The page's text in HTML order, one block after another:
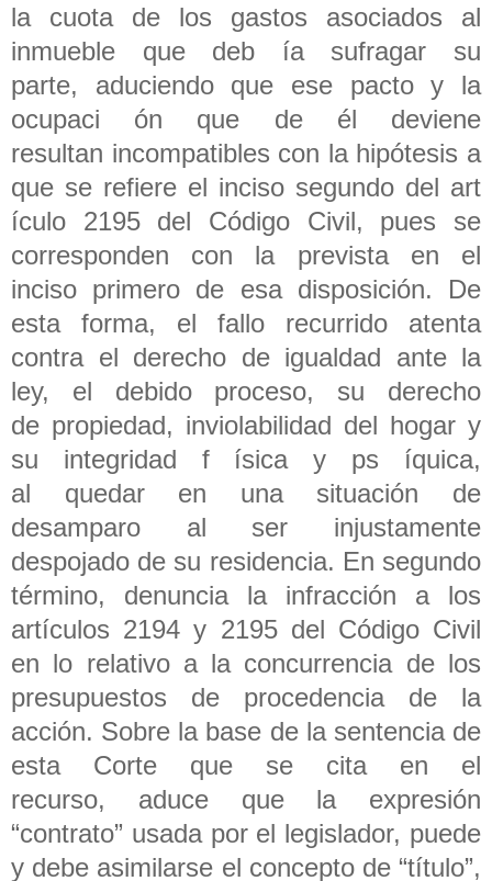
la cuota de los gastos asociados al
inmueble que deb ía sufragar su
parte, aduciendo que ese pacto y la
ocupaci ón que de él deviene
resultan incompatibles con la hipótesis a
que se refiere el inciso segundo del art
ículo 2195 del Código Civil, pues se
corresponden con la prevista en el
inciso primero de esa disposición. De
esta forma, el fallo recurrido atenta
contra el derecho de igualdad ante la
ley, el debido proceso, su derecho
de propiedad, inviolabilidad del hogar y
su integridad f ísica y ps íquica,
al quedar en una situación de
desamparo al ser injustamente
despojado de su residencia. En segundo
término, denuncia la infracción a los
artículos 2194 y 2195 del Código Civil
en lo relativo a la concurrencia de los
presupuestos de procedencia de la
acción. Sobre la base de la sentencia de
esta Corte que se cita en el
recurso, aduce que la expresión
“contrato” usada por el legislador, puede
y debe asimilarse el concepto de “título”,